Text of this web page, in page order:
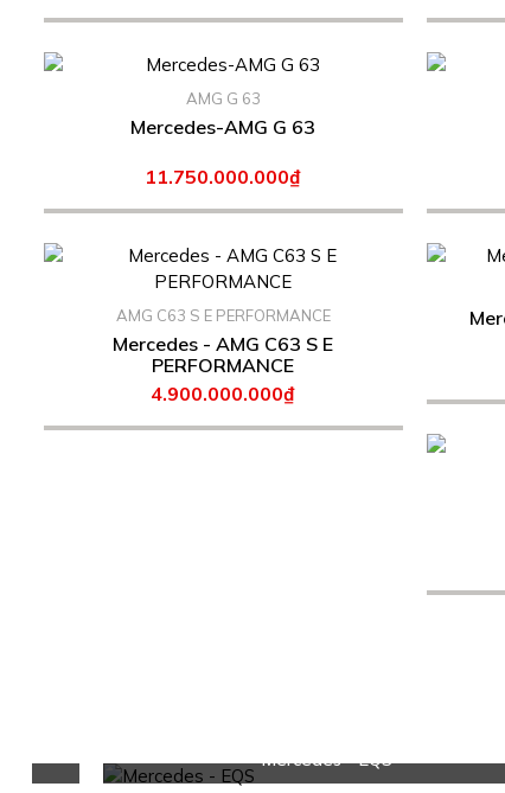
AMG G 63
Mercedes-AMG G 63
11.750.000.000₫
AMG C63 S E PERFORMANCE
Mercedes - AMG C63 S E
PERFORMANCE
4.900.000.000₫
Mercedes - EQS